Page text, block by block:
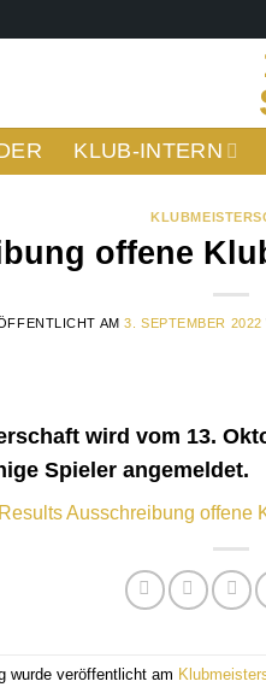
KLUB-INTERN
offene
AM3. SEPTEMBER 2022
wird vom 13.
Spieler angemeldet.
Ausschreibung offene
wurde veröffentlicht am